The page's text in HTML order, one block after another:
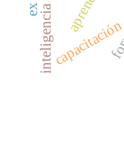
capacitación